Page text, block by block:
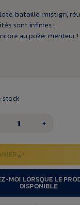
bataille, mistigri,
sont infinies !
au poker menteur !
stock
+
MOI LORSQUE LE
DISPONIBLE